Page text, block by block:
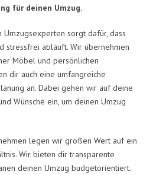
für deinen Umzug.
sorgt dafür, dass
stressfrei abläuft. Wir übernehmen
Möbel und persönlichen
dir auch eine umfangreiche
an. Dabei gehen wir auf deine
Wünsche ein, um deinen Umzug
legen wir großen Wert auf ein
Wir bieten dir transparente
deinen Umzug budgetorientiert.